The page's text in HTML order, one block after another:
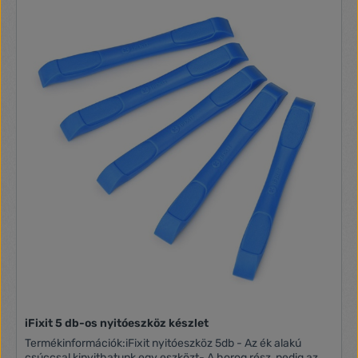
lencse segítségével 1.2x, 1.5x, 2x, 2.5x illetve 3.5x-ös
nagyítást alkalmazhat a munkaterületre. A fejpánt
könnyedén beállítható bármilyen fejméretre (250 mm - 450
mm), így kényelmes viseletet biztosít. A 2 db LED megfelelő
fénnyel látja el a szükséges munkaterületet. Kényelmes
viselet hosszabb ideig tartó munka során is Cserélhető
(szemüveg) szár és fejpánt Cserélhető, állítható távolságú
és dönthető lencsék, praktikus tárolódobozban 2 db extra
fényerejű LED Állítható világítási szög Elemes működés
hossza (állítható): 250 - 450 mm Fényforrás: 2 db LED
Fényerősség: 15 lumen Tápellátás: DC 4,5V - 3 db AAA elem
iFixit 5 db-os nyitóeszköz készlet
Termékinformációk:iFixit nyitóeszköz 5db - Az ék alakú